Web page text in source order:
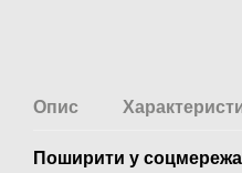
Опис
Поширити у